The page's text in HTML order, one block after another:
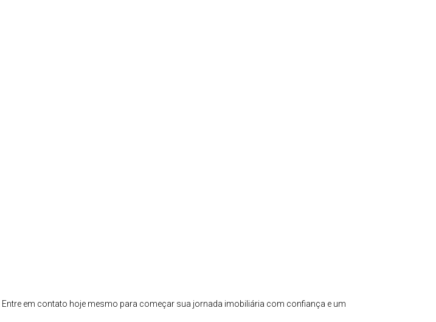
em contato hoje mesmo para começar sua jornada imobiliária com confiança e um